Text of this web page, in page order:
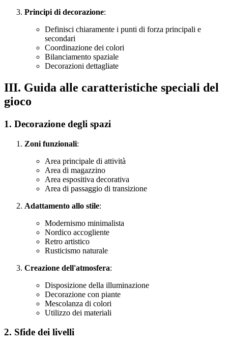
Principi di decorazione:
Definisci chiaramente i punti di forza principali e
secondari
Coordinazione dei colori
Bilanciamento spaziale
Decorazioni dettagliate
III. Guida alle caratteristiche speciali del
gioco
1. Decorazione degli spazi
Zoni funzionali:
Area principale di attività
Area di magazzino
Area espositiva decorativa
Area di passaggio di transizione
Adattamento allo stile:
Modernismo minimalista
Nordico accogliente
Retro artistico
Rusticismo naturale
Creazione dell'atmosfera:
Disposizione della illuminazione
Decorazione con piante
Mescolanza di colori
Utilizzo dei materiali
2. Sfide dei livelli